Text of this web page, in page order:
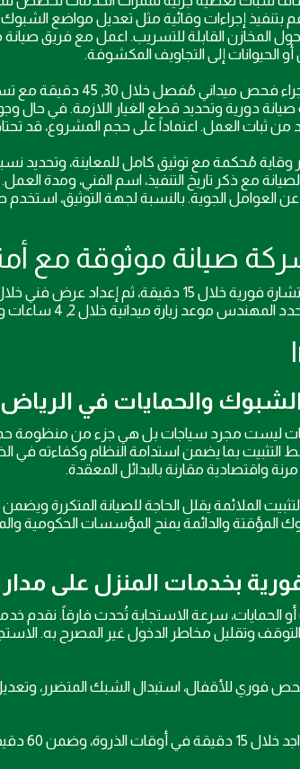
بتنفيذ إجراءات وقائية مثل تعديل مواضع
المخازن القابلة للتسريب. اعمل مع فريق
إلى التجاويف المكشوفة.
إجراء فحص ميداني
دورية وتحديد قطع الغيار اللازمة. في حال
العمل. اعتماداً على حجم المشروع، قد تحتاج إلى زيارة ثانية خلال
عن العوامل الجوية. بالنسبة لجهة التوثيق،
فني خلال نفس الزيارة. مثال توضيحي:
خلال 2, 4 ساعات وتقديم خيارات إصلاح مع الأسعار خلال الزيارة نفسها.
والحمايات في الرياض
ليست مجرد سياجات بل هي جزء من منظومة حماية
التثبيت بما يضمن استدامة النظام وكفاءته في
واقتصادية مقارنة بالبدائل المعقدة.
الملائمة يقلل الحاجة للصيانة المتكررة
المؤقتة والدائمة يمنح المؤسسات الحكومية
بخدمات المنزل على مدار 24 ساعة
وتقليل مخاطر الدخول غير المصرح به.
فوري للأقفال، استبدال الشبك المتضرر،
حسب الموقع والضرر.